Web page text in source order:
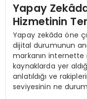
Yapay
Hizmetinin
Yapay zekâda öne
dijital durumunun
markanın internette
kaynaklarda yer
anlatıldığı ve
seviyesinin ne